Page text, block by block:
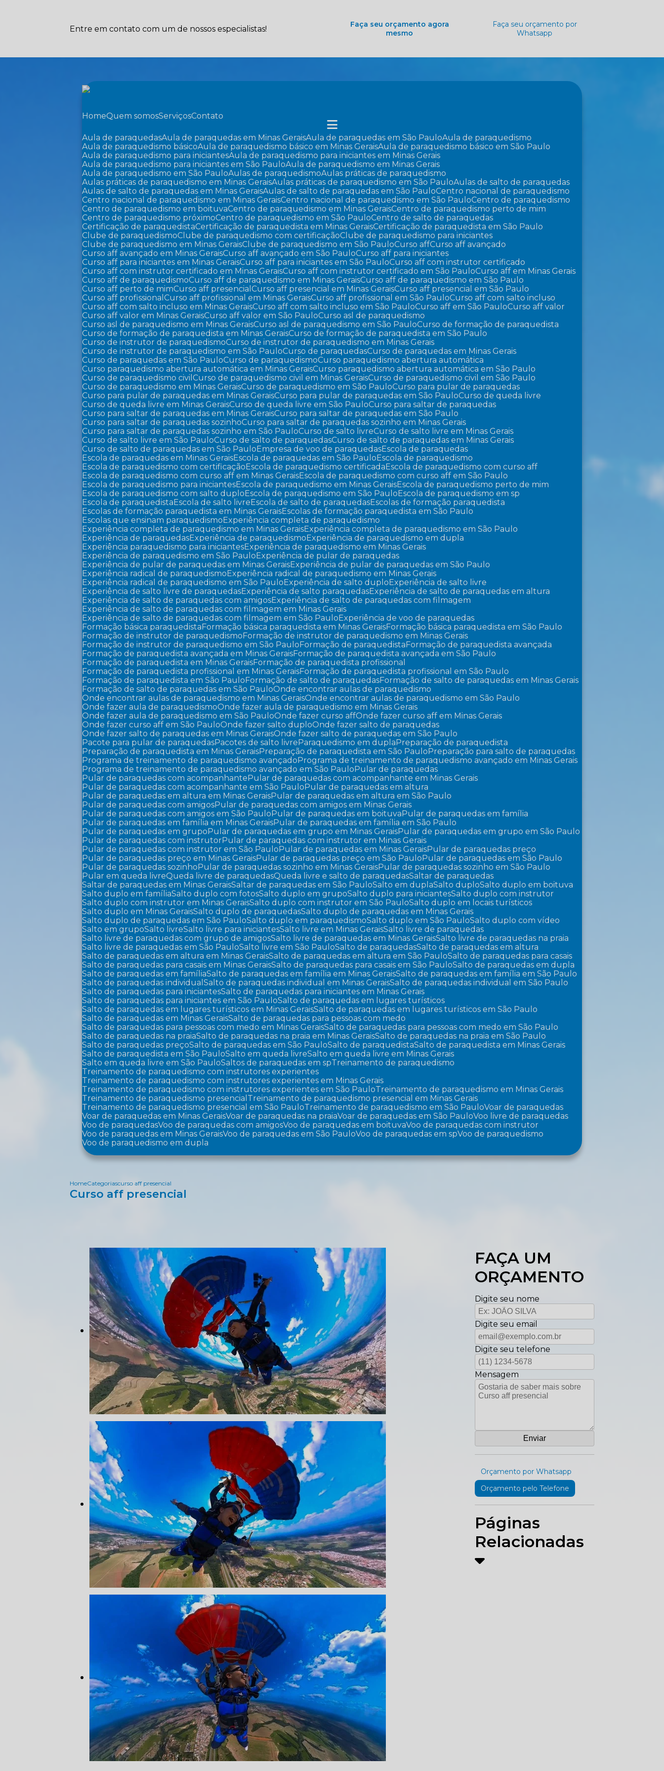
Entre em contato com um de nossos especialistas!
Faça seu orçamento agora
mesmo
Faça seu orçamento por
Whatsapp
Home Quem somos Serviços Contato
Aula de paraquedas Aula de paraquedas em Minas Gerais Aula de paraquedas em São Paulo Aula de paraquedismo
Aula de paraquedismo básico Aula de paraquedismo básico em Minas Gerais Aula de paraquedismo básico em São Paulo
Aula de paraquedismo para iniciantes Aula de paraquedismo para iniciantes em Minas Gerais
Aula de paraquedismo para iniciantes em São Paulo Aula de paraquedismo em Minas Gerais
Aula de paraquedismo em São Paulo Aulas de paraquedismo Aulas práticas de paraquedismo
Aulas práticas de paraquedismo em Minas Gerais Aulas práticas de paraquedismo em São Paulo Aulas de salto de paraquedas
Aulas de salto de paraquedas em Minas Gerais Aulas de salto de paraquedas em São Paulo Centro nacional de paraquedismo
Centro nacional de paraquedismo em Minas Gerais Centro nacional de paraquedismo em São Paulo Centro de paraquedismo
Centro de paraquedismo em boituva Centro de paraquedismo em Minas Gerais Centro de paraquedismo perto de mim
Centro de paraquedismo próximo Centro de paraquedismo em São Paulo Centro de salto de paraquedas
Certificação de paraquedista Certificação de paraquedista em Minas Gerais Certificação de paraquedista em São Paulo
Clube de paraquedismo
Clube de paraquedismo com certificação
Clube de paraquedismo para iniciantes
Clube de paraquedismo em Minas Gerais
Clube de paraquedismo em São Paulo Curso aff
Curso aff avançado
Curso aff avançado em Minas Gerais
Curso aff avançado em São Paulo
Curso aff para iniciantes
Curso aff para iniciantes em Minas Gerais
Curso aff para iniciantes em São Paulo
Curso aff com instrutor certificado
Curso aff com instrutor certificado em Minas Gerais
Curso aff com instrutor certificado em São Paulo
Curso aff em Minas Gerais
Curso aff de paraquedismo
Curso aff de paraquedismo em Minas Gerais
Curso aff de paraquedismo em São Paulo
Curso aff perto de mim
Curso aff presencial Curso aff presencial em Minas Gerais
Curso aff presencial em São Paulo
Curso aff profissional
Curso aff profissional em Minas Gerais Curso aff profissional em São Paulo
Curso aff com salto incluso
Curso aff com salto incluso em Minas Gerais
Curso aff com salto incluso em São Paulo Curso aff em São Paulo
Curso aff valor
Curso aff valor em Minas Gerais
Curso aff valor em São Paulo
Curso asl de paraquedismo
Curso asl de paraquedismo em Minas Gerais
Curso asl de paraquedismo em São Paulo
Curso de formação de paraquedista
Curso de formação de paraquedista em Minas Gerais
Curso de formação de paraquedista em São Paulo
Curso de instrutor de paraquedismo
Curso de instrutor de paraquedismo em Minas Gerais
Curso de instrutor de paraquedismo em São Paulo
Curso de paraquedas
Curso de paraquedas em Minas Gerais
Curso de paraquedas em São Paulo
Curso de paraquedismo
Curso paraquedismo abertura automática
Curso paraquedismo abertura automática em Minas Gerais
Curso paraquedismo abertura automática em São Paulo
Curso de paraquedismo civil
Curso de paraquedismo civil em Minas Gerais
Curso de paraquedismo civil em São Paulo
Curso de paraquedismo em Minas Gerais
Curso de paraquedismo em São Paulo
Curso para pular de paraquedas
Curso para pular de paraquedas em Minas Gerais
Curso para pular de paraquedas em São Paulo
Curso de queda livre
Curso de queda livre em Minas Gerais
Curso de queda livre em São Paulo
Curso para saltar de paraquedas
Curso para saltar de paraquedas em Minas Gerais
Curso para saltar de paraquedas em São Paulo
Curso para saltar de paraquedas sozinho
Curso para saltar de paraquedas sozinho em Minas Gerais
Curso para saltar de paraquedas sozinho em São Paulo
Curso de salto livre
Curso de salto livre em Minas Gerais
Curso de salto livre em São Paulo
Curso de salto de paraquedas
Curso de salto de paraquedas em Minas Gerais
Curso de salto de paraquedas em São Paulo
Empresa de voo de paraquedas
Escola de paraquedas
Escola de paraquedas em Minas Gerais
Escola de paraquedas em São Paulo
Escola de paraquedismo
Escola de paraquedismo com certificação
Escola de paraquedismo certificada
Escola de paraquedismo com curso aff
Escola de paraquedismo com curso aff em Minas Gerais
Escola de paraquedismo com curso aff em São Paulo
Escola de paraquedismo para iniciantes
Escola de paraquedismo em Minas Gerais
Escola de paraquedismo perto de mim
Escola de paraquedismo com salto duplo
Escola de paraquedismo em São Paulo
Escola de paraquedismo em sp
Escola de paraquedista
Escola de salto livre Escola de salto de paraquedas
Escolas de formação paraquedista
Escolas de formação paraquedista em Minas Gerais
Escolas de formação paraquedista em São Paulo
Escolas que ensinam paraquedismo
Experiência completa de paraquedismo
Experiência completa de paraquedismo em Minas Gerais
Experiência completa de paraquedismo em São Paulo
Experiência de paraquedas
Experiência de paraquedismo
Experiência de paraquedismo em dupla
Experiência paraquedismo para iniciantes
Experiência de paraquedismo em Minas Gerais
Experiência de paraquedismo em São Paulo
Experiência de pular de paraquedas
Experiência de pular de paraquedas em Minas Gerais
Experiência de pular de paraquedas em São Paulo
Experiência radical de paraquedismo
Experiência radical de paraquedismo em Minas Gerais
Experiência radical de paraquedismo em São Paulo
Experiência de salto duplo
Experiência de salto livre
Experiência de salto livre de paraquedas
Experiência de salto paraquedas
Experiência de salto de paraquedas em altura
Experiência de salto de paraquedas com amigos
Experiência de salto de paraquedas com filmagem
Experiência de salto de paraquedas com filmagem em Minas Gerais
Experiência de salto de paraquedas com filmagem em São Paulo
Experiência de voo de paraquedas
Formação básica paraquedista
Formação básica paraquedista em Minas Gerais Formação básica paraquedista em São Paulo
Formação de instrutor de paraquedismo
Formação de instrutor de paraquedismo em Minas Gerais
Formação de instrutor de paraquedismo em São Paulo
Formação de paraquedista
Formação de paraquedista avançada
Formação de paraquedista avançada em Minas Gerais Formação de paraquedista avançada em São Paulo
Formação de paraquedista em Minas Gerais Formação de paraquedista profissional
Formação de paraquedista profissional em Minas Gerais Formação de paraquedista profissional em São Paulo
Formação de paraquedista em São Paulo
Formação de salto de paraquedas Formação de salto de paraquedas em Minas Gerais
Formação de salto de paraquedas em São Paulo
Onde encontrar aulas de paraquedismo
Onde encontrar aulas de paraquedismo em Minas Gerais
Onde encontrar aulas de paraquedismo em São Paulo
Onde fazer aula de paraquedismo
Onde fazer aula de paraquedismo em Minas Gerais
Onde fazer aula de paraquedismo em São Paulo
Onde fazer curso aff
Onde fazer curso aff em Minas Gerais
Onde fazer curso aff em São Paulo
Onde fazer salto duplo
Onde fazer salto de paraquedas
Onde fazer salto de paraquedas em Minas Gerais
Onde fazer salto de paraquedas em São Paulo
Pacote para pular de paraquedas
Pacotes de salto livre Paraquedismo em dupla
Preparação de paraquedista
Preparação de paraquedista em Minas Gerais
Preparação de paraquedista em São Paulo
Preparação para salto de paraquedas
Programa de treinamento de paraquedismo avançado
Programa de treinamento de paraquedismo avançado em Minas Gerais
Programa de treinamento de paraquedismo avançado em São Paulo
Pular de paraquedas
Pular de paraquedas com acompanhante
Pular de paraquedas com acompanhante em Minas Gerais
Pular de paraquedas com acompanhante em São Paulo
Pular de paraquedas em altura
Pular de paraquedas em altura em Minas Gerais
Pular de paraquedas em altura em São Paulo
Pular de paraquedas com amigos
Pular de paraquedas com amigos em Minas Gerais
Pular de paraquedas com amigos em São Paulo
Pular de paraquedas em boituva
Pular de paraquedas em família
Pular de paraquedas em família em Minas Gerais
Pular de paraquedas em família em São Paulo
Pular de paraquedas em grupo
Pular de paraquedas em grupo em Minas Gerais
Pular de paraquedas em grupo em São Paulo
Pular de paraquedas com instrutor
Pular de paraquedas com instrutor em Minas Gerais
Pular de paraquedas com instrutor em São Paulo
Pular de paraquedas em Minas Gerais
Pular de paraquedas preço
Pular de paraquedas preço em Minas Gerais
Pular de paraquedas preço em São Paulo
Pular de paraquedas em São Paulo
Pular de paraquedas sozinho
Pular de paraquedas sozinho em Minas Gerais
Pular de paraquedas sozinho em São Paulo
Pular em queda livre
Queda livre de paraquedas Queda livre e salto de paraquedas Saltar de paraquedas
Saltar de paraquedas em Minas Gerais Saltar de paraquedas em São Paulo Salto em dupla Salto duplo Salto duplo em boituva
Salto duplo em família Salto duplo com fotos Salto duplo em grupo Salto duplo para iniciantes Salto duplo com instrutor
Salto duplo com instrutor em Minas Gerais Salto duplo com instrutor em São Paulo Salto duplo em locais turísticos
Salto duplo em Minas Gerais Salto duplo de paraquedas Salto duplo de paraquedas em Minas Gerais
Salto duplo de paraquedas em São Paulo Salto duplo em paraquedismo Salto duplo em São Paulo Salto duplo com vídeo
Salto em grupo Salto livre Salto livre para iniciantes Salto livre em Minas Gerais Salto livre de paraquedas
Salto livre de paraquedas com grupo de amigos Salto livre de paraquedas em Minas Gerais Salto livre de paraquedas na praia
Salto livre de paraquedas em São Paulo Salto livre em São Paulo Salto de paraquedas Salto de paraquedas em altura
Salto de paraquedas em altura em Minas Gerais Salto de paraquedas em altura em São Paulo Salto de paraquedas para casais
Salto de paraquedas para casais em Minas Gerais Salto de paraquedas para casais em São Paulo Salto de paraquedas em dupla
Salto de paraquedas em família Salto de paraquedas em família em Minas Gerais Salto de paraquedas em família em São Paulo
Salto de paraquedas individual Salto de paraquedas individual em Minas Gerais Salto de paraquedas individual em São Paulo
Salto de paraquedas para iniciantes Salto de paraquedas para iniciantes em Minas Gerais
Salto de paraquedas para iniciantes em São Paulo Salto de paraquedas em lugares turísticos
Salto de paraquedas em lugares turísticos em Minas Gerais Salto de paraquedas em lugares turísticos em São Paulo
Salto de paraquedas em Minas Gerais Salto de paraquedas para pessoas com medo
Salto de paraquedas para pessoas com medo em Minas Gerais Salto de paraquedas para pessoas com medo em São Paulo
Salto de paraquedas na praia Salto de paraquedas na praia em Minas Gerais Salto de paraquedas na praia em São Paulo
Salto de paraquedas preço Salto de paraquedas em São Paulo Salto de paraquedista Salto de paraquedista em Minas Gerais
Salto de paraquedista em São Paulo Salto em queda livre Salto em queda livre em Minas Gerais
Salto em queda livre em São Paulo Saltos de paraquedas em sp
Treinamento de paraquedismo
Treinamento de paraquedismo com instrutores experientes
Treinamento de paraquedismo com instrutores experientes em Minas Gerais
Treinamento de paraquedismo com instrutores experientes em São Paulo
Treinamento de paraquedismo em Minas Gerais
Treinamento de paraquedismo presencial
Treinamento de paraquedismo presencial em Minas Gerais
Treinamento de paraquedismo presencial em São Paulo
Treinamento de paraquedismo em São Paulo Voar de paraquedas
Voar de paraquedas em Minas Gerais Voar de paraquedas na praia Voar de paraquedas em São Paulo Voo livre de paraquedas
Voo de paraquedas Voo de paraquedas com amigos Voo de paraquedas em boituva Voo de paraquedas com instrutor
Voo de paraquedas em Minas Gerais Voo de paraquedas em São Paulo Voo de paraquedas em sp Voo de paraquedismo
Voo de paraquedismo em dupla
HomeCategoriascurso aff presencial
Curso aff presencial
FAÇA UM
ORÇAMENTO
Digite seu nome
Digite seu email
Digite seu telefone
Mensagem
Orçamento por Whatsapp
Orçamento pelo Telefone
Páginas
Relacionadas